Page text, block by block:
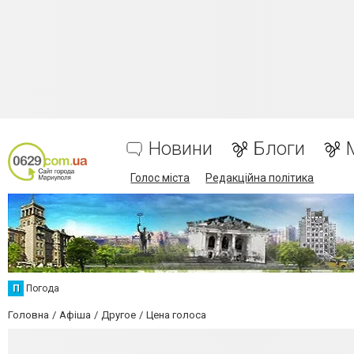
Новини Блоги
Голос міста Редакційна політика
П Погода
Головна Афіша Другое Цена голоса